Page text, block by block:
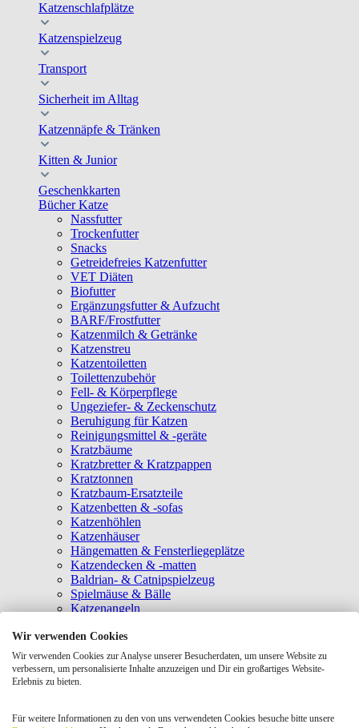
Katzenschlafplätze
Katzenspielzeug
Transport
Sicherheit im Alltag
Katzennäpfe & Tränken
Kitten & Junior
Geschenkkarten
Bücher Katze
Nassfutter
Trockenfutter
Snacks
Getreidefreies Katzenfutter
VET Diäten
Biofutter
Ergänzungsfutter & Aufzucht
BARF/Frostfutter
Katzenmilch & Getränke
Katzenstreu
Katzentoiletten
Toilettenzubehör
Fell- & Körperpflege
Ungeziefer- & Zeckenschutz
Beruhigung für Katzen
Reinigungsmittel & -geräte
Kratzbäume
Kratzbretter & Kratzpappen
Kratztonnen
Kratzbaum-Ersatzteile
Katzenbetten & -sofas
Katzenhöhlen
Katzenhäuser
Hängematten & Fensterliegeplätze
Katzendecken & -matten
Baldrian- & Catnipspielzeug
Spielmäuse & Bälle
Katzenangeln
Laserpointer & Elektrospielzeug
Katzentunnel
Clicker & Target Sticks für Katzen
Weiteres Katzenspielzeug
Tragetaschen
Wir verwenden Cookies
Wir verwenden Cookies zur Analyse unserer Besucherdaten, um unsere Website zu
verbessern, um personalisierte Inhalte anzuzeigen und Dir ein großartiges Website-
Erlebnis zu bieten.
Für weitere Informationen zu den von uns verwendeten Cookies besuche bitte unsere